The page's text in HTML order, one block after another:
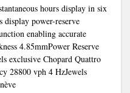
hours display in six
display power-reserve
enabling accurate
4.85mmPower Reserve
exclusive Chopard Quattro
28800 vph 4 HzJewels